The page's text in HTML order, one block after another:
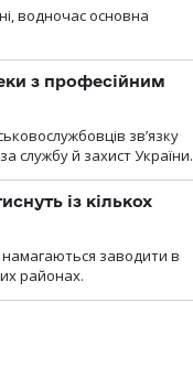
водночас основна
з професійним
зв’язку
службу й захист України.
із кількох
намагаються заводити в
районах.